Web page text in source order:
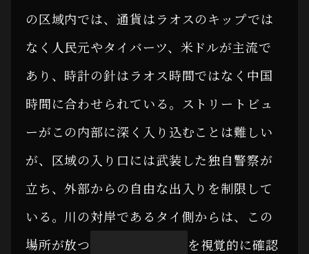
の区域内では、通貨はラオスのキップでは
なく人民元やタイバーツ、米ドルが主流で
あり、時計の針はラオス時間ではなく中国
時間に合わせられている。ストリートビュ
ーがこの内部に深く入り込むことは難しい
が、区域の入り口には武装した独自警察が
立ち、外部からの自由な出入りを制限して
いる。川の対岸であるタイ側からは、この
場所が放つ
を視覚的に確認